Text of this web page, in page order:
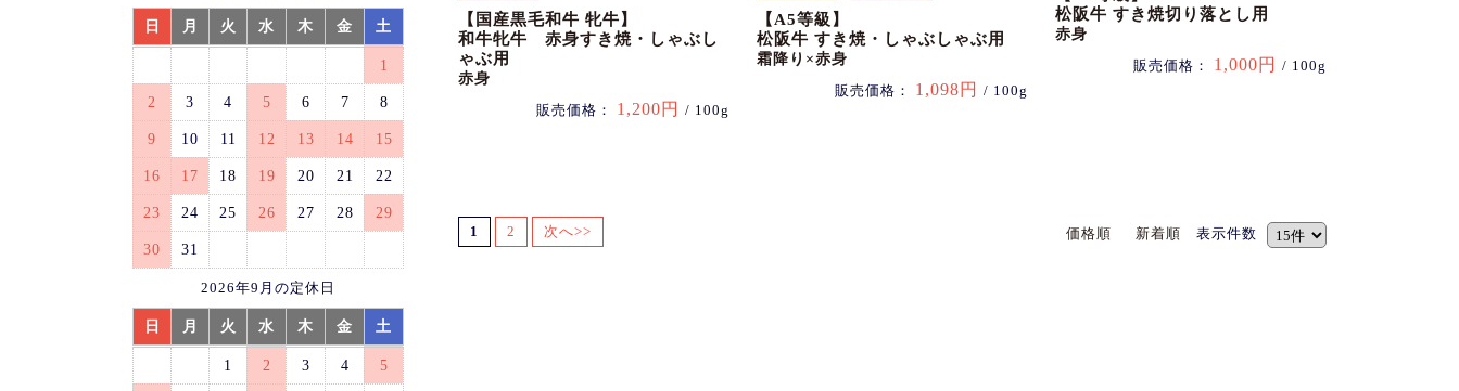
【国産黒毛和牛 牝牛】
和牛牝牛 赤身すき焼・しゃぶし
ゃぶ用
赤身
販売価格： 1,200円 / 100g
【A5等級】
松阪牛 すき焼・しゃぶしゃぶ用
霜降り×赤身
販売価格： 1,098円 / 100g
松阪牛 すき焼切り落とし用
赤身
販売価格： 1,000円 / 100g
価格順 新着順 表示件数
1 2 次へ>>
日 月 火 水 木 金 土
1
2 3 4 5 6 7 8
9 10 11 12 13 14 15
16 17 18 19 20 21 22
23 24 25 26 27 28 29
30 31
2026年9月の定休日
日 月 火 水 木 金 土
1 2 3 4 5